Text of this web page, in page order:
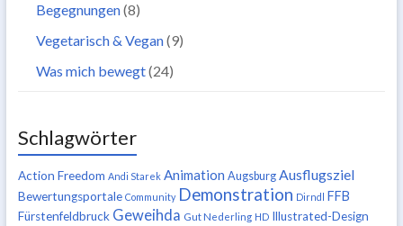
Begegnungen(8)
Vegetarisch & Vegan(9)
Was mich bewegt(24)
Schlagwörter
Action Freedom Andi Starek Animation Augsburg Ausflugsziel
Bewertungsportale Community Demonstration Dirndl FFB
Fürstenfeldbruck Geweihda Gut Nederling HD Illustrated-Design